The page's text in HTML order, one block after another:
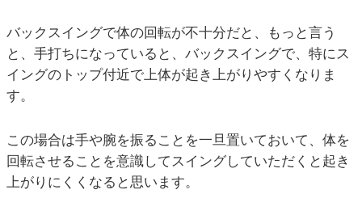
バックスイングで体の回転が不十分だと、もっと言う
と、手打ちになっていると、バックスイングで、特にス
イングのトップ付近で上体が起き上がりやすくなりま
す。
この場合は手や腕を振ることを一旦置いておいて、体を
回転させることを意識してスイングしていただくと起き
上がりにくくなると思います。